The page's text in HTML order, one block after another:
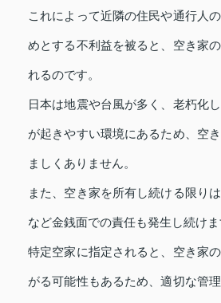
これによって近隣の住民や通行人
めとする不利益を被ると、空き家
れるのです。
日本は地震や台風が多く、老朽化
が起きやすい環境にあるため、空
ましくありません。
また、空き家を所有し続ける限り
など金銭面での責任も発生し続けま
特定空家に指定されると、空き家
がる可能性もあるため、適切な管